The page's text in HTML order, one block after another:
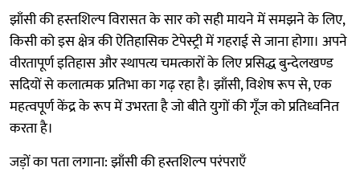
झाँसी की हस्तशिल्प विरासत के सार को सही मायने में समझने के लिए,
किसी को इस क्षेत्र की ऐतिहासिक टेपेस्ट्री में गहराई से जाना होगा। अपने
वीरतापूर्ण इतिहास और स्थापत्य चमत्कारों के लिए प्रसिद्ध बुन्देलखण्ड
सदियों से कलात्मक प्रतिभा का गढ़ रहा है। झाँसी, विशेष रूप से, एक
महत्वपूर्ण केंद्र के रूप में उभरता है जो बीते युगों की गूँज को प्रतिध्वनित
करता है।
जड़ों का पता लगाना: झाँसी की हस्तशिल्प परंपराएँ